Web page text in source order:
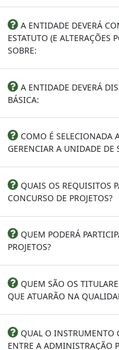
A ENTIDADE DEVERÁ
ESTATUTO (E ALTERAÇÕES
SOBRE:
A ENTIDADE DEVERÁ
BÁSICA:
COMO É SELECIONADA
GERENCIAR A UNIDADE DE
QUAIS OS REQUISITOS
CONCURSO DE PROJETOS?
QUEM PODERÁ
PROJETOS?
QUEM SÃO OS
QUE ATUARÃO NA
QUAL O INSTRUMENTO
ENTRE A ADMINISTRAÇÃO